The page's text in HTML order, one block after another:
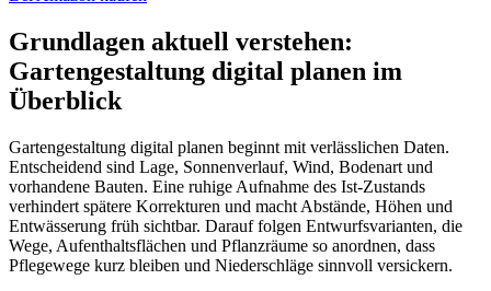
Grundlagen aktuell verstehen:
Gartengestaltung digital planen im
Überblick
Gartengestaltung digital planen beginnt mit verlässlichen Daten.
Entscheidend sind Lage, Sonnenverlauf, Wind, Bodenart und
vorhandene Bauten. Eine ruhige Aufnahme des Ist-Zustands
verhindert spätere Korrekturen und macht Abstände, Höhen und
Entwässerung früh sichtbar. Darauf folgen Entwurfsvarianten, die
Wege, Aufenthaltsflächen und Pflanzräume so anordnen, dass
Pflegewege kurz bleiben und Niederschläge sinnvoll versickern.